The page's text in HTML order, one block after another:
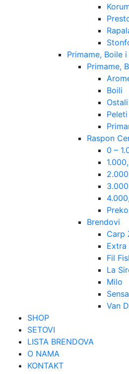
Primame, Boile
Primame,
Boili
Peleti
Raspon
0 –
Brendovi
Carp
Extra
Fil
La
Milo
Van
SHOP
SETOVI
LISTA BRENDOVA
O NAMA
KONTAKT